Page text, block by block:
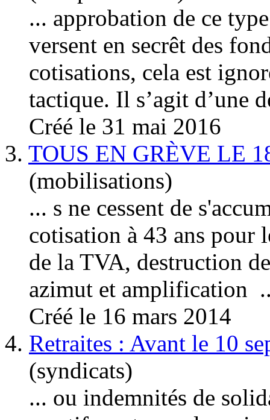
... approbation de ce
versent en secrêt des
cotisations, cela est
tactique. Il s’agit d’une
Créé le 31 mai 2016
3. TOUS EN GRÈVE LE
(mobilisations)
... s ne cessent de
cotisation à 43 ans pour
de la TVA, destruction
azimut et amplification
Créé le 16 mars 2014
4. Retraites : Avant le 10
(syndicats)
... ou indemnités de